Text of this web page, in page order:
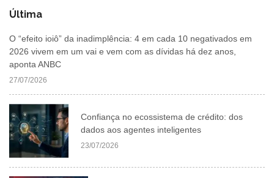
Última
O “efeito ioiô” da inadimplência: 4 em cada 10 negativados em
2026 vivem em um vai e vem com as dívidas há dez anos,
aponta ANBC
27/07/2026
Confiança no ecossistema de crédito: dos
dados aos agentes inteligentes
23/07/2026